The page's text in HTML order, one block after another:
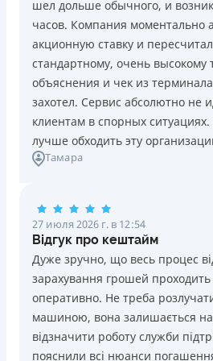
Погашение
В кассах и терминалах
Оплата на расчетный счёт
Онлайн (через сайт или
Через терминалы
Лицензия НБУ
Лицензия НБУ №10
Вся информация о кредите
ПОЛУЧИТЬ ЗАЙМ
Возраст
18 - 70 лет
Преимущества
Сниженная процентная ставка
новых клиентов на период от 3
этого стандартная ставка 1%)
Запрашиваются только
банковской карты и телефона
проблемной кредитной
Переводятся деньги на
подписания электронного
кредита
Дарятся скидки до -99%
будущие кредиты согласно
Программа лояльности для
Круглосуточная поддержка в
шел дольше обычного, и
часов. Компания моментально
акционную ставку и
стандартному, очень
объяснения и чек из
захотел. Сервис абсолютно не
клиентам в спорных
лучше обходить эту
Тамара
27 июля 2026 г. в 12:54
Відгук про кештайм
Дуже зручно, що весь процес
зарахування грошей
оперативно. Не треба
машиною, вона залишається
відзначити роботу служби
пояснили всі нюанси